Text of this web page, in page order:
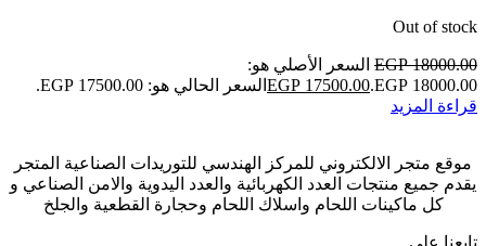
Out of stock
EGP18000.00
السعر الأصلي هو:
EGP 18000.00.
EGP 17500.00
السعر الحالي هو: EGP 17500.00.
قراءة المزيد
موقع متجر الالكتروني للمركز الهندسي للتوريدات الصناعية المتجر
يقدم جميع منتجات العدد الكهربائية والعدد اليدوية والامن الصناعي و
كل ماكينات اللحام واسلاك اللحام وحجارة القطعية والجلخ
تابعنا على